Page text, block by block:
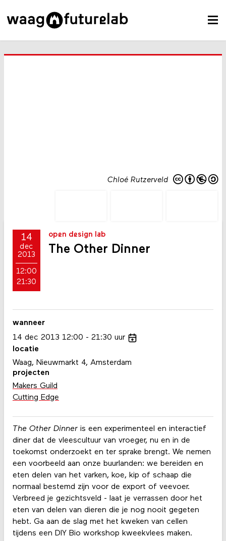
Chloé Rutzerveld
14
dec
2013
12:00
21:30
open design lab
The Other Dinner
The Other Dinneris een experimenteel en interactief
diner dat de vleescultuur van vroeger, nu en in de
toekomst onderzoekt en ter sprake brengt. We nemen
een voorbeeld aan onze buurlanden: we bereiden en
eten delen van het varken, koe, kip of schaap die
normaal bestemd zijn voor de export of veevoer.
Verbreed je gezichtsveld - laat je verrassen door het
eten van delen van dieren die je nog nooit gegeten
hebt. Ga aan de slag met het kweken van cellen
tijdens een DIY Bio workshop kweekvlees maken.
wanneer
14 dec 2013 12:00 21:30 uur
locatie
Waag, Nieuwmarkt 4, Amsterdam
projecten
Makers Guild
Cutting Edge